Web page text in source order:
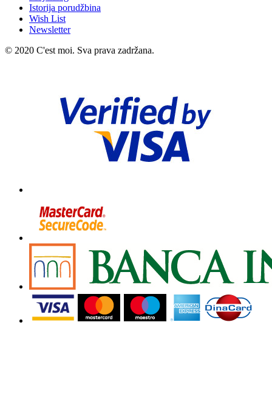
Istorija porudžbina
Wish List
Newsletter
© 2020 C'est moi. Sva prava zadržana.